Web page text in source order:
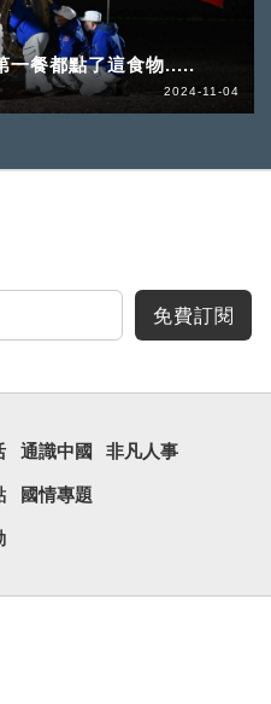
一餐都點了這食物.....
2024-11-04
免費訂閱
通識中國 非凡人事
國情專題